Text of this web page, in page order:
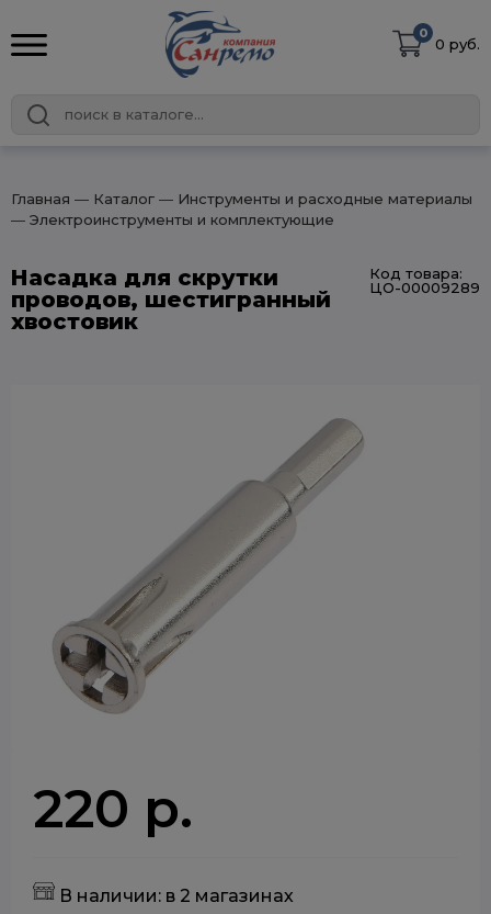
0
0 руб.
Главная ― Каталог ― Инструменты и расходные материалы
― Электроинструменты и комплектующие
Насадка для скрутки
проводов, шестигранный
хвостовик
Код товара:
ЦО-00009289
220 р.
В наличии: в 2 магазинах